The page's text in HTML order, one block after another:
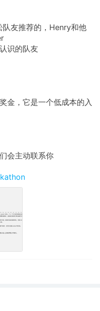
队友推荐的，Henry和他
识的队友
金，它是一个低成本的入
会主动联系你